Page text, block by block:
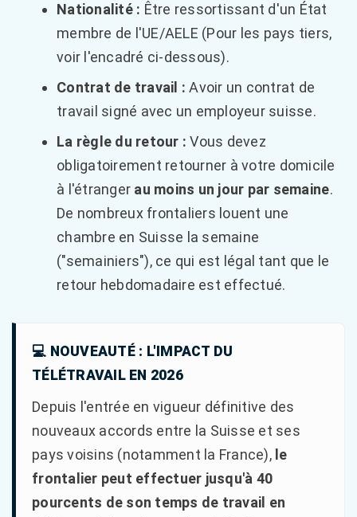
Nationalité : Être ressortissant d'un État
membre de l'UE/AELE (Pour les pays tiers,
voir l'encadré ci-dessous).
Contrat de travail : Avoir un contrat de
travail signé avec un employeur suisse.
La règle du retour : Vous devez
obligatoirement retourner à votre domicile
à l'étranger au moins un jour par semaine.
De nombreux frontaliers louent une
chambre en Suisse la semaine
("semainiers"), ce qui est légal tant que le
retour hebdomadaire est effectué.
💻 NOUVEAUTÉ : L'IMPACT DU
TÉLÉTRAVAIL EN 2026
Depuis l'entrée en vigueur définitive des
nouveaux accords entre la Suisse et ses
pays voisins (notamment la France), le
frontalier peut effectuer jusqu'à 40
pourcents de son temps de travail en